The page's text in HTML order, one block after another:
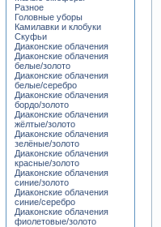
Разное
Головные уборы
Камилавки и клобуки
Скуфьи
Диаконские облачения
Диаконские облачения
белые/золото
Диаконские облачения
белые/серебро
Диаконские облачения
бордо/золото
Диаконские облачения
жёлтые/золото
Диаконские облачения
зелёные/золото
Диаконские облачения
красные/золото
Диаконские облачения
синие/золото
Диаконские облачения
синие/серебро
Диаконские облачения
фиолетовые/золото